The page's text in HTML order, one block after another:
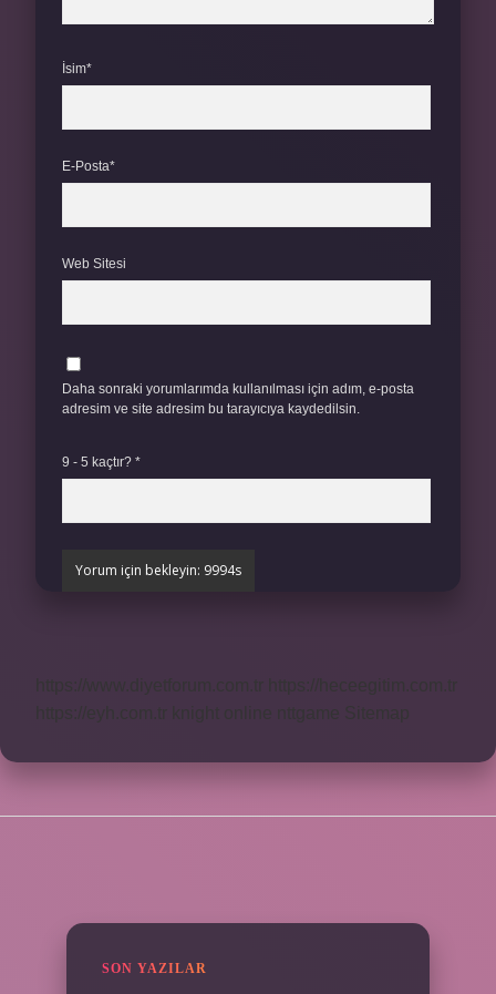
İsim*
E-Posta*
Web Sitesi
Daha sonraki yorumlarımda kullanılması için adım, e-posta
adresim ve site adresim bu tarayıcıya kaydedilsin.
9 - 5 kaçtır? *
SON YAZILAR